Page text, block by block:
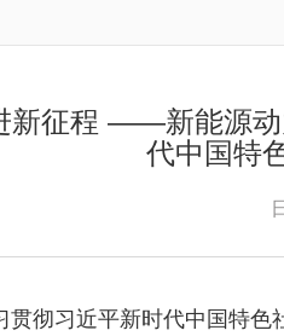
新征程 ——新能源
代中国特
贯彻习近平新时代中国特